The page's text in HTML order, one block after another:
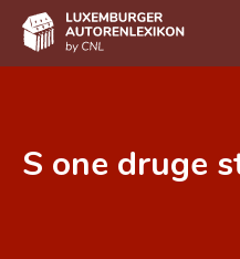
S one druge